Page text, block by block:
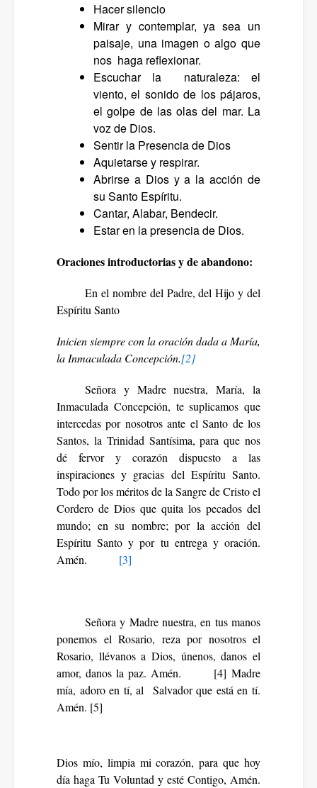
Hacer silencio
Mirar y contemplar, ya sea un
paisaje, una imagen o algo que
nos haga reflexionar.
Escuchar la naturaleza: el
viento, el sonido de los pájaros,
el golpe de las olas del mar. La
voz de Dios.
Sentir la Presencia de Dios
Aquietarse y respirar.
Abrirse a Dios y a la acción de
su Santo Espíritu.
Cantar, Alabar, Bendecir.
Estar en la presencia de Dios.
Oraciones introductorias y de abandono:
En el nombre del Padre, del Hijo y del
Espíritu Santo
Inicien siempre con la oración dada a María,
la Inmaculada Concepción.[2]
Señora y Madre nuestra, María, la
Inmaculada Concepción, te suplicamos que
intercedas por nosotros ante el Santo de los
Santos, la Trinidad Santísima, para que nos
dé fervor y corazón dispuesto a las
inspiraciones y gracias del Espíritu Santo.
Todo por los méritos de la Sangre de Cristo el
Cordero de Dios que quita los pecados del
mundo; en su nombre; por la acción del
Espíritu Santo y por tu entrega y oración.
Amén.
[3]
Señora y Madre nuestra, en tus manos
ponemos el Rosario, reza por nosotros el
Rosario, llévanos a Dios, únenos, danos el
amor, danos la paz. Amén.
[4] Madre
mía, adoro en tí, al Salvador que está en tí.
Amén. [5]
Dios mío, limpia mi corazón, para que hoy
día haga Tu Voluntad y esté Contigo, Amén.